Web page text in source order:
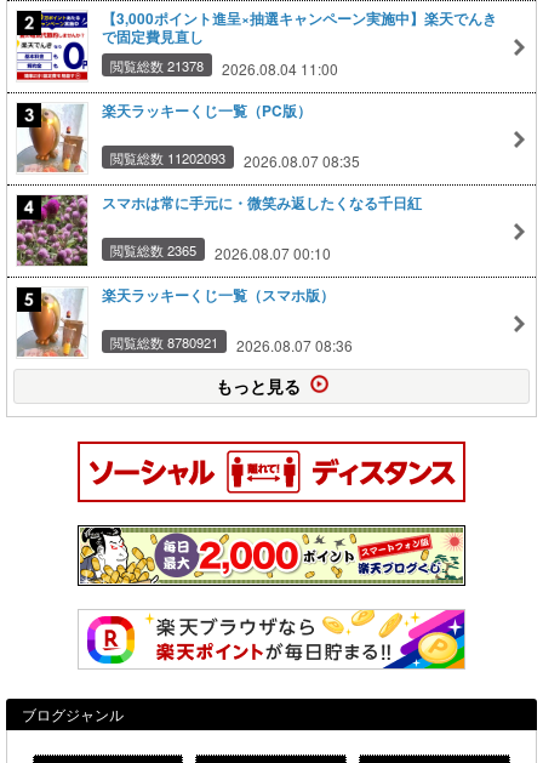
【3,000ポイント進呈×抽選キャンペーン実施中】楽天でんき
で固定費見直し
閲覧総数 21378 2026.08.04 11:00
楽天ラッキーくじ一覧（PC版）
閲覧総数 11202093 2026.08.07 08:35
スマホは常に手元に・微笑み返したくなる千日紅
閲覧総数 2365 2026.08.07 00:10
楽天ラッキーくじ一覧（スマホ版）
閲覧総数 8780921 2026.08.07 08:36
もっと見る
ブログジャンル